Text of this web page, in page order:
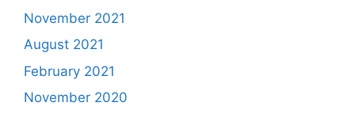
November 2021
August 2021
February 2021
November 2020